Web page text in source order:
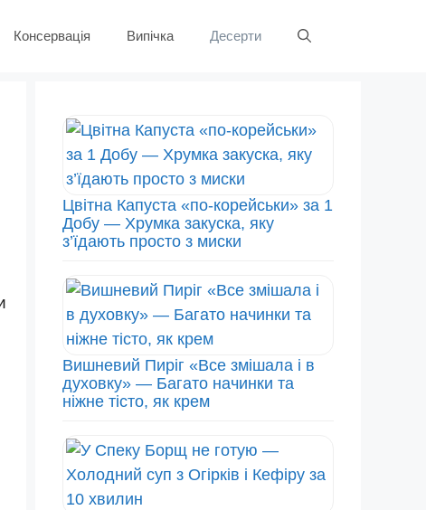
Консервація Випічка Десерти
Цвітна Капуста «по-корейськи» за 1
Добу — Хрумка закуска, яку
з’їдають просто з миски
Вишневий Пиріг «Все змішала і в
духовку» — Багато начинки та
ніжне тісто, як крем